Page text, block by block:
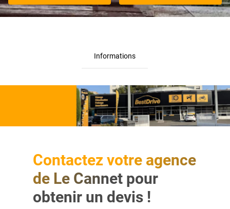
Informations
Contactez votre agence
de Le Cannet pour
obtenir un devis !